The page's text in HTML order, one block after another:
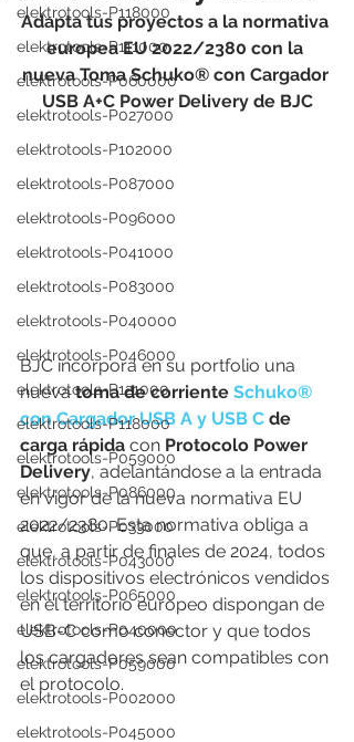
elektrotools-P118000
elektrotools-P111000
elektrotools-P060000
elektrotools-P027000
elektrotools-P102000
elektrotools-P087000
elektrotools-P096000
elektrotools-P041000
elektrotools-P083000
elektrotools-P040000
elektrotools-P046000
elektrotools-P121000
elektrotools-P118000
elektrotools-P059000
elektrotools-P086000
elektrotools-P033000
elektrotools-P043000
elektrotools-P065000
elektrotools-P040000
elektrotools-P059000
elektrotools-P002000
elektrotools-P045000
Adapta tus proyectos a la normativa
europea EU 2022/2380 con la
nueva Toma Schuko® con Cargador
USB A+C Power Delivery de BJC
BJC incorpora en su portfolio una
nueva toma de corriente Schuko®
con Cargador USB A y USB C de
carga rápida con Protocolo Power
Delivery, adelantándose a la entrada
en vigor de la nueva normativa EU
2022/2380. Esta normativa obliga a
que, a partir de finales de 2024, todos
los dispositivos electrónicos vendidos
en el territorio europeo dispongan de
USB-C como conector y que todos
los cargadores sean compatibles con
el protocolo.